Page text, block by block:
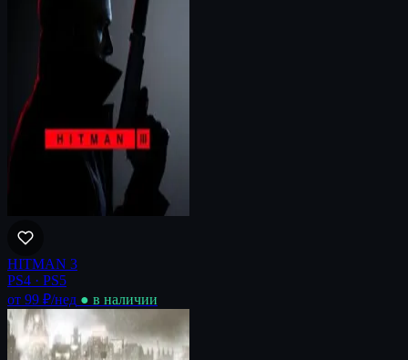
HITMAN 3
PS4 · PS5
от 99 ₽/нед ● в наличии